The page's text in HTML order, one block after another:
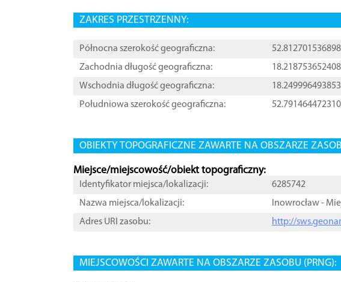
ZAKRES PRZESTRZENNY:
Północna szerokość geograficzna:
Zachodnia długość geograficzna:
Wschodnia długość geograficzna:
Południowa szerokość geograficzna:
OBIEKTY TOPOGRAFICZNE ZAWARTE NA OBSZARZE
Miejsce/miejscowość/obiekt topograficzny:
Identyfikator miejsca/lokalizacji:
6285742
Nazwa miejsca/lokalizacji:
Inowrocław -
Adres URI zasobu:
http://
MIEJSCOWOŚCI ZAWARTE NA OBSZARZE ZASOBU (PRNG):